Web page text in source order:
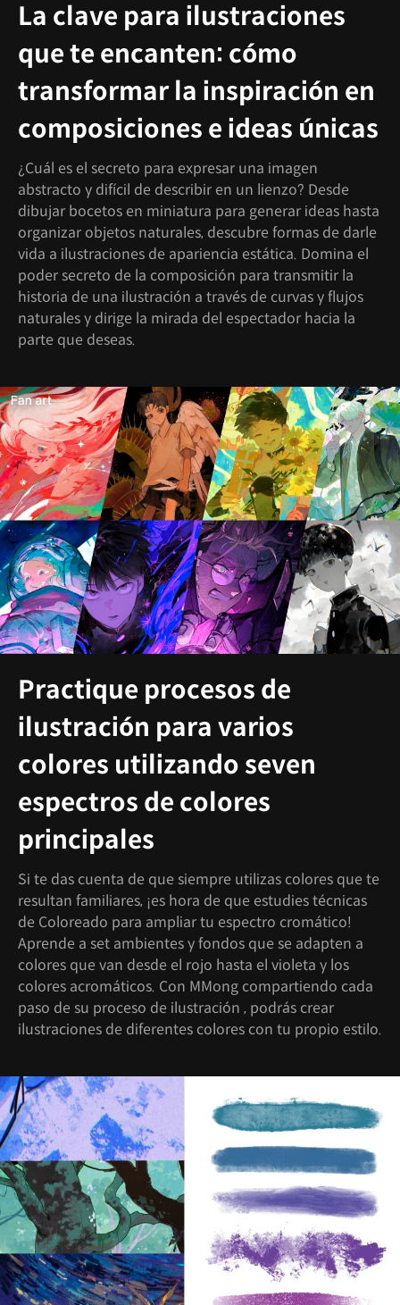
La clave para ilustraciones
que te encanten: cómo
transformar la inspiración en
composiciones e ideas únicas
¿Cuál es el secreto para expresar una imagen
abstracto y difícil de describir en un lienzo? Desde
dibujar bocetos en miniatura para generar ideas hasta
organizar objetos naturales, descubre formas de darle
vida a ilustraciones de apariencia estática. Domina el
poder secreto de la composición para transmitir la
historia de una ilustración a través de curvas y flujos
naturales y dirige la mirada del espectador hacia la
parte que deseas.
Practique procesos de
ilustración para varios
colores utilizando seven
espectros de colores
principales
Si te das cuenta de que siempre utilizas colores que te
resultan familiares, ¡es hora de que estudies técnicas
de Coloreado para ampliar tu espectro cromático!
Aprende a set ambientes y fondos que se adapten a
colores que van desde el rojo hasta el violeta y los
colores acromáticos. Con MMong compartiendo cada
paso de su proceso de ilustración , podrás crear
ilustraciones de diferentes colores con tu propio estilo.